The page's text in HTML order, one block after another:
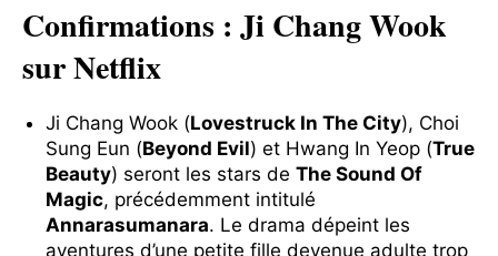
Confirmations : Ji Chang Wook
sur Netflix
Ji Chang Wook (Lovestruck In The City), Choi
Sung Eun (Beyond Evil) et Hwang In Yeop (True
Beauty) seront les stars de The Sound Of
Magic, précédemment intitulé
Annarasumanara. Le drama dépeint les
aventures d’une petite fille devenue adulte trop